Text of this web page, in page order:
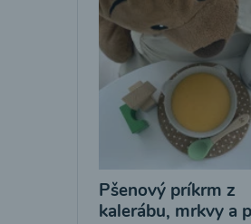
Pšenový príkrm z
kalerábu, mrkvy a